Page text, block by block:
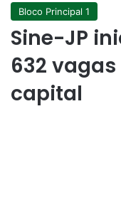
Bloco Principal 1
Sine-JP
632
capital